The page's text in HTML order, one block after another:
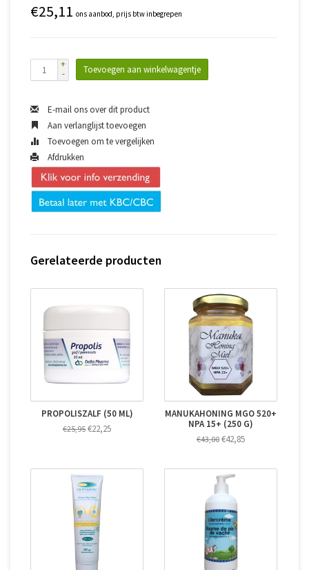
€25,11 ons aanbod, prijs btw inbegrepen
+
-
Toevoegen aan winkelwagentje
E-mail ons over dit product
Aan verlanglijst toevoegen
Toevoegen om te vergelijken
Afdrukken
Gerelateerde producten
PROPOLISZALF (50 ML)
€25,95 €22,25
MANUKAHONING MGO 520+
NPA 15+ (250 G)
€43,00 €42,85